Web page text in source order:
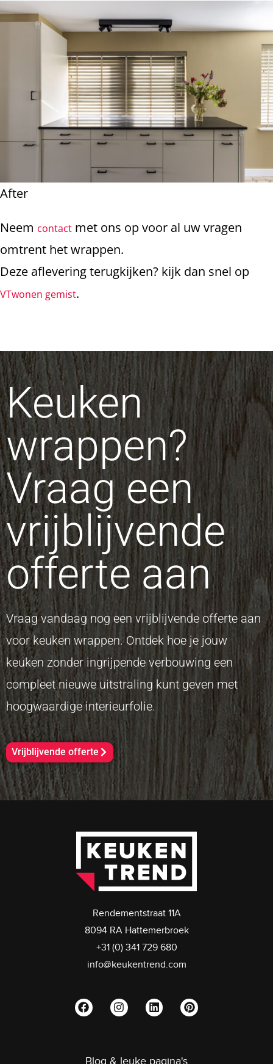
After
Neem contact met ons op voor al uw vragen
omtrent het wrappen.
Deze aflevering terugkijken? kijk dan snel op
VTwonen gemist.
Keuken
wrappen?
Vraag een
vrijblijvende
offerte aan
Vraag vandaag nog een vrijblijvende offerte aan
voor keuken wrappen. Ontdek hoe je jouw
keuken zonder ingrijpende verbouwing een
compleet nieuwe uitstraling kunt geven met
hoogwaardige interieurfolie.
Vrijblijvende offerte
Rendementstraat 11A
8094 RA Hattemerbroek
+31 (0) 341 729 680
info@keukentrend.com